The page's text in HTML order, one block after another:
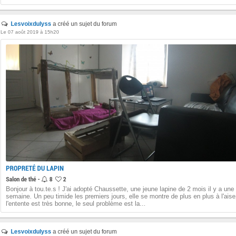
Lesvoixdulyss a créé un sujet du forum
Le 07 août 2019 à 15h20
PROPRETÉ DU LAPIN
Salon de thé - 8 2
Bonjour à tou.te.s ! J'ai adopté Chaussette, une jeune lapine de 2 mois il y a une
semaine. Un peu timide les premiers jours, elle se montre de plus en plus à l'aise,
l'entente est très bonne, le seul problème est la...
Lesvoixdulyss a créé un sujet du forum